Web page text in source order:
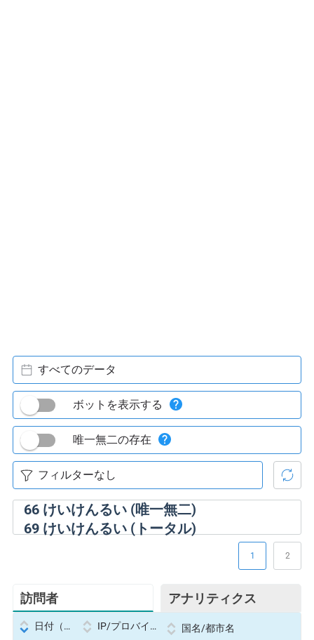
66けいけんるい (唯一無二)
69けいけんるい (トータル)
すべてのデータ
ボットを表示する
唯一無二の存在
訪問者 アナリティクス
1 2
日付（Datetime IP/プロバイダー 国名/都市名